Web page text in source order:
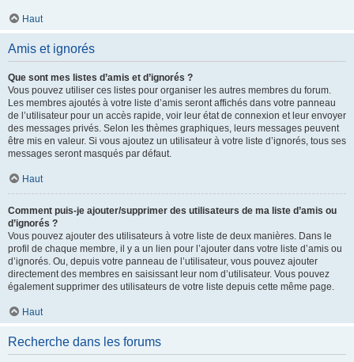
Haut
Amis et ignorés
Que sont mes listes d’amis et d’ignorés ?
Vous pouvez utiliser ces listes pour organiser les autres membres du forum.
Les membres ajoutés à votre liste d’amis seront affichés dans votre panneau
de l’utilisateur pour un accès rapide, voir leur état de connexion et leur envoyer
des messages privés. Selon les thèmes graphiques, leurs messages peuvent
être mis en valeur. Si vous ajoutez un utilisateur à votre liste d’ignorés, tous ses
messages seront masqués par défaut.
Haut
Comment puis-je ajouter/supprimer des utilisateurs de ma liste d’amis ou
d’ignorés ?
Vous pouvez ajouter des utilisateurs à votre liste de deux manières. Dans le
profil de chaque membre, il y a un lien pour l’ajouter dans votre liste d’amis ou
d’ignorés. Ou, depuis votre panneau de l’utilisateur, vous pouvez ajouter
directement des membres en saisissant leur nom d’utilisateur. Vous pouvez
également supprimer des utilisateurs de votre liste depuis cette même page.
Haut
Recherche dans les forums